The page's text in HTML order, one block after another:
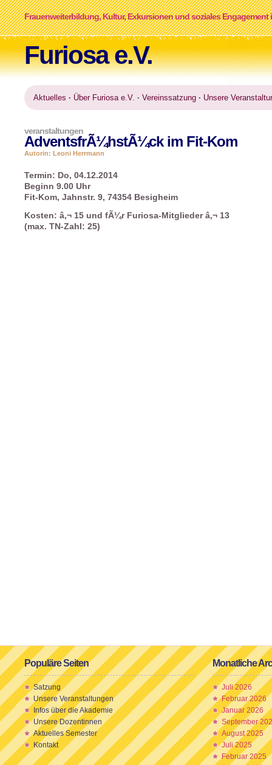
Furiosa e.V.
Frauenweiterbildung, Kultur, Exkursionen und soziales Engagement
Aktuelles · Über Furiosa e.V. · Vereinssatzung · Unsere
AdventsfrÃ¼hstÃ¼ck im Fit-Kom
veranstaltungen
Autorin: Leoni Herrmann
Termin: Do, 04.12.2014
Beginn 9.00 Uhr
Fit-Kom, Jahnstr. 9, 74354 Besigheim
Kosten: â‚¬ 15 und fÃ¼r Furiosa-Mitglieder â‚¬ 13
(max. TN-Zahl: 25)
Populäre Seiten
Satzung
Unsere Veranstaltungen
Infos über die Akademie
Unsere Dozentinnen
Aktuelles Semester
Kontakt
Monatliche
Juli 2026
Februar 2026
Januar 2026
September
August 2025
Juli 2025
Februar 2025